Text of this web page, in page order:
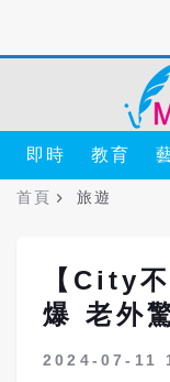
即時 教育
首頁 旅遊
【City
爆 老外
2024-07-11